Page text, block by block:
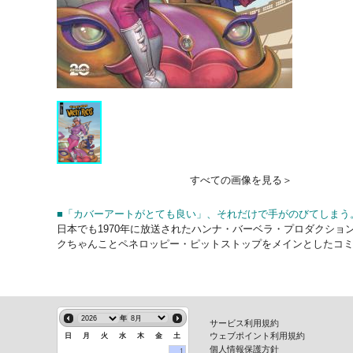
すべての画像を見る＞
■ 「カバーアートがとても良い」、それだけで手がのびてしま
日本でも1970年に放送されたハンナ・バーベラ・プロダクシ
クちゃんことペネロッピー・ピットストップをメインとしたコ
年
日 月 火 水 木 金
土
1
サービス利用規約
ウェブポイント利用規約
個人情報保護方針